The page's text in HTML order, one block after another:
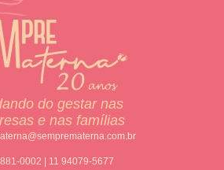
do gestar nas
e nas famílias
0002 | 11 94079-5677